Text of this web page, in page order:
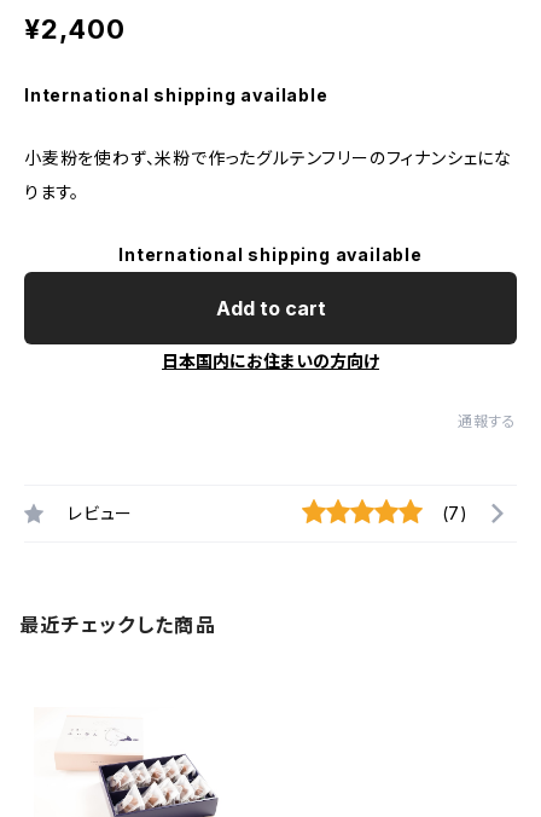
¥2,400
International shipping available
小麦粉を使わず、米粉で作ったグルテンフリーのフィナンシェにな
ります。
International shipping available
Add to cart
日本国内にお住まいの方向け
通報する
レビュー (7)
最近チェックした商品